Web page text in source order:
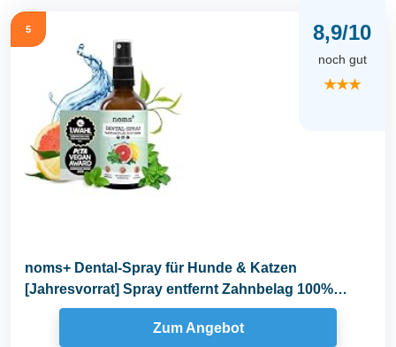
5 8,9/10
noch gut
★★★
noms+ Dental-Spray für Hunde & Katzen
[Jahresvorrat] Spray entfernt Zahnbelag 100%
natürlich...
Zum Angebot